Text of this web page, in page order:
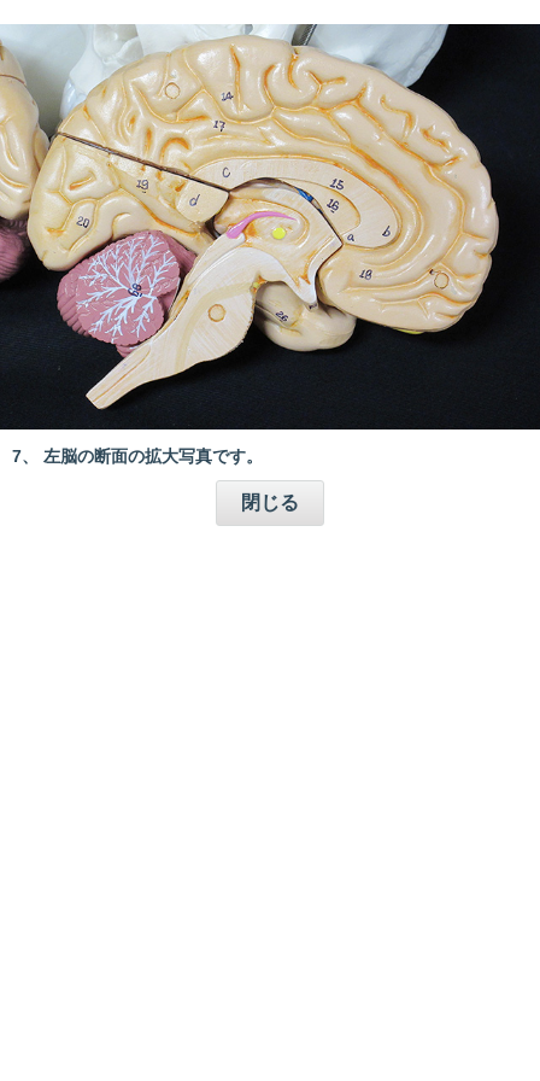
7、 左脳の断面の拡大写真です。
閉じる